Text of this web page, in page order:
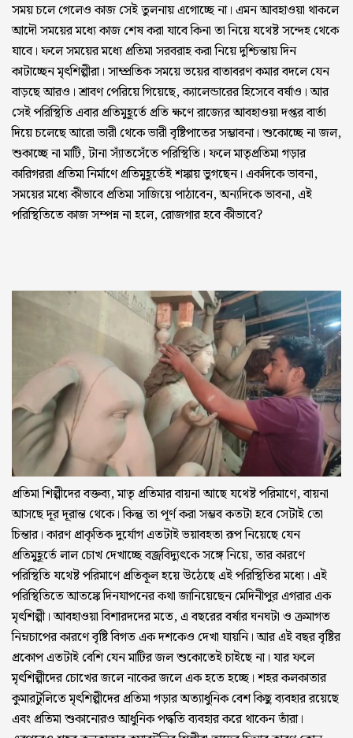
সময় চলে গেলেও কাজ সেই তুলনায় এগোচ্ছে না। এমন আবহাওয়া থাকলে
আদৌ সময়ের মধ্যে কাজ শেষ করা যাবে কিনা তা নিয়ে যথেষ্ট সন্দেহ থেকে
যাবে। ফলে সময়ের মধ্যে প্রতিমা সরবরাহ করা নিয়ে দুশ্চিন্তায় দিন
কাটাচ্ছেন মৃৎশিল্পীরা। সাম্প্রতিক সময়ে ভয়ের বাতাবরণ কমার বদলে যেন
বাড়ছে আরও। শ্রাবণ পেরিয়ে গিয়েছে, ক্যালেন্ডারের হিসেবে বর্ষাও। আর
সেই পরিস্থিতি এবার প্রতিমুহূর্তে প্রতি ক্ষণে রাজ্যের আবহাওয়া দপ্তর বার্তা
দিয়ে চলেছে আরো ভারী থেকে ভারী বৃষ্টিপাতের সম্ভাবনা। শুকোচ্ছে না জল,
শুকাচ্ছে না মাটি, টানা স্যাঁতসেঁতে পরিস্থিতি। ফলে মাতৃপ্রতিমা গড়ার
কারিগররা প্রতিমা নির্মাণে প্রতিমুহূর্তেই শঙ্কায় ভুগছেন। একদিকে ভাবনা,
সময়ের মধ্যে কীভাবে প্রতিমা সাজিয়ে পাঠাবেন, অন্যদিকে ভাবনা, এই
পরিস্থিতিতে কাজ সম্পন্ন না হলে, রোজগার হবে কীভাবে?
প্রতিমা শিল্পীদের বক্তব্য, মাতৃ প্রতিমার বায়না আছে যথেষ্ট পরিমাণে, বায়না
আসছে দূর দূরান্ত থেকে। কিন্তু তা পূর্ণ করা সম্ভব কতটা হবে সেটাই তো
চিন্তার। কারণ প্রাকৃতিক দুর্যোগ এতটাই ভয়াবহতা রূপ নিয়েছে যেন
প্রতিমুহূর্তে লাল চোখ দেখাচ্ছে বজ্রবিদ্যুৎকে সঙ্গে নিয়ে, তার কারণে
পরিস্থিতি যথেষ্ট পরিমাণে প্রতিকূল হয়ে উঠেছে এই পরিস্থিতির মধ্যে। এই
পরিস্থিতিতে আতঙ্কে দিনযাপনের কথা জানিয়েছেন মেদিনীপুর এগরার এক
মৃৎশিল্পী। আবহাওয়া বিশারদদের মতে, এ বছরের বর্ষার ঘনঘটা ও ক্রমাগত
নিম্নচাপের কারণে বৃষ্টি বিগত এক দশকেও দেখা যায়নি। আর এই বছর বৃষ্টির
প্রকোপ এতটাই বেশি যেন মাটির জল শুকোতেই চাইছে না। যার ফলে
মৃৎশিল্পীদের চোখের জলে নাকের জলে এক হতে হচ্ছে। শহর কলকাতার
কুমারটুলিতে মৃৎশিল্পীদের প্রতিমা গড়ার অত্যাধুনিক বেশ কিছু ব্যবহার রয়েছে
এবং প্রতিমা শুকানোরও আধুনিক পদ্ধতি ব্যবহার করে থাকেন তাঁরা।